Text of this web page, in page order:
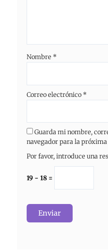
Nombre *
Correo electrónico *
Guarda mi nombre,
navegador para la
Por favor, introduce una
19 − 18 =